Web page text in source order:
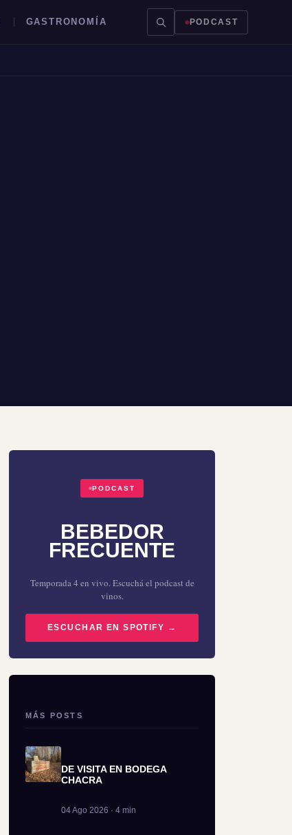
GASTRONOMÍA PODCAST
PODCAST
BEBEDOR
FRECUENTE
Temporada 4 en vivo. Escuchá el podcast de
vinos.
ESCUCHAR EN SPOTIFY →
MÁS POSTS
DE VISITA EN BODEGA
CHACRA
04 Ago 2026 · 4 min